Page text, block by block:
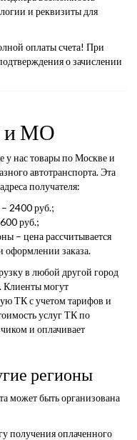
и реквизиты для
оплаты счета! При
о зачислении
и МО
у нас товары по Москве и
автотранспорта. Эта
получателя:
– 2400 руб.;
руб.;
– цена рассчитывается
заказа.
в любой другой город
могут
ТК с учетом тарифов и
услуг ТК по
и оплачивает
регионы
может быть организована
получения оплаченного